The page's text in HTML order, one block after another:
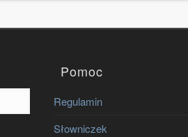
Pomoc
Regulamin
Słowniczek